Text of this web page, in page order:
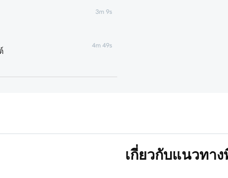
3m 9s
4m 49s
1m 51s
เกี่ยวกับแนวทา